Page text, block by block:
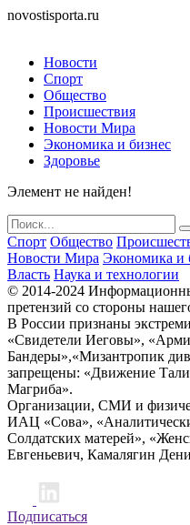
novostisporta.ru
Новости
Спорт
Общество
Происшествия
Новости Мира
Экономика и бизнес
Здоровье
Элемент не найден!
Спорт Общество
Новости Мира Экономика и
Власть Наука и технологии
© 2014-2024
претензий со стороны
В России признаны
«Свидетели Иеговы»,
Бандеры»,«Мизантропик
запрещены: «Движение
Магриба».
Организации, СМИ и
ИАЦ «Сова»,
Солдатских матерей»,
Евгеньевич, Камалягин
Подписаться